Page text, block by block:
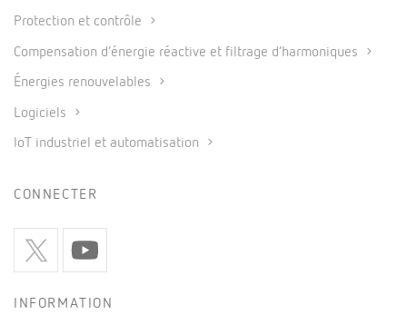
Protection et contrôle
Compensation d’énergie réactive et filtrage d’harmoniques
Énergies renouvelables
Logiciels
IoT industriel et automatisation
CONNECTER
INFORMATION